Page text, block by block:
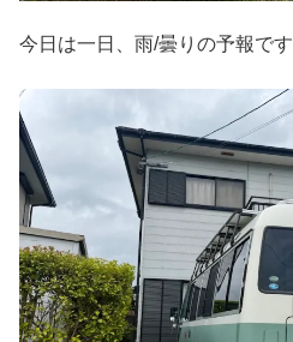
今日は一日、雨/曇りの予報です